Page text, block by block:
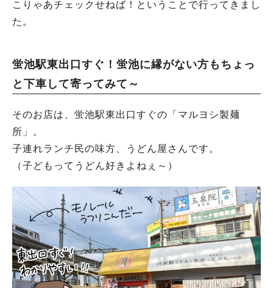
こりゃあチェックせねば！ということで行ってきまし
た。
蛍池駅東出口すぐ！蛍池に縁がない方もちょっ
と下車して寄ってみて～
そのお店は、蛍池駅東出口すぐの「マルヨシ製麺
所」。
子連れランチ民の味方、うどん屋さんです。
（子どもってうどん好きよねぇ～）